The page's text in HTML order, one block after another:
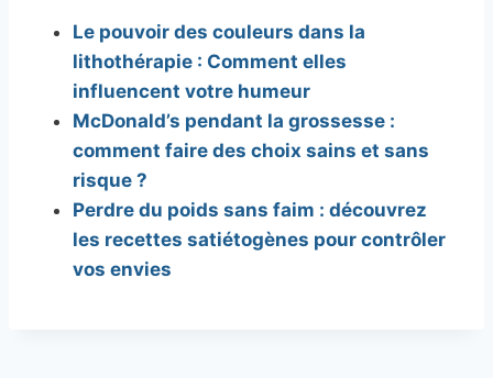
Le pouvoir des couleurs dans la
lithothérapie : Comment elles
influencent votre humeur
McDonald’s pendant la grossesse :
comment faire des choix sains et sans
risque ?
Perdre du poids sans faim : découvrez
les recettes satiétogènes pour contrôler
vos envies